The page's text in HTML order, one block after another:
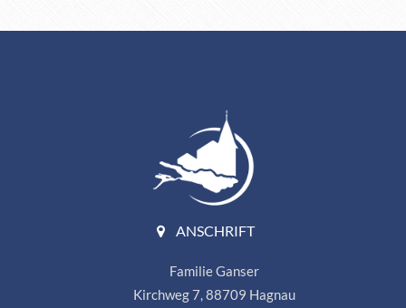
ANSCHRIFT
Familie Ganser
Kirchweg 7, 88709 Hagnau